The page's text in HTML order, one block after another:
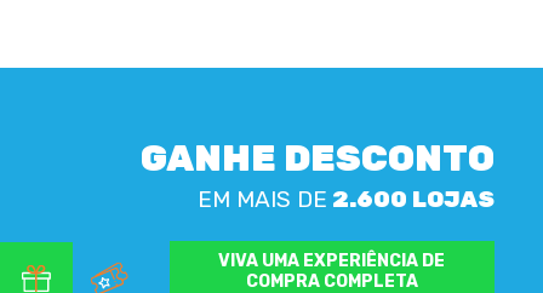
GANHE DESCONTO
EM MAIS DE 2.600 LOJAS
VIVA UMA EXPERIÊNCIA DE
COMPRA COMPLETA